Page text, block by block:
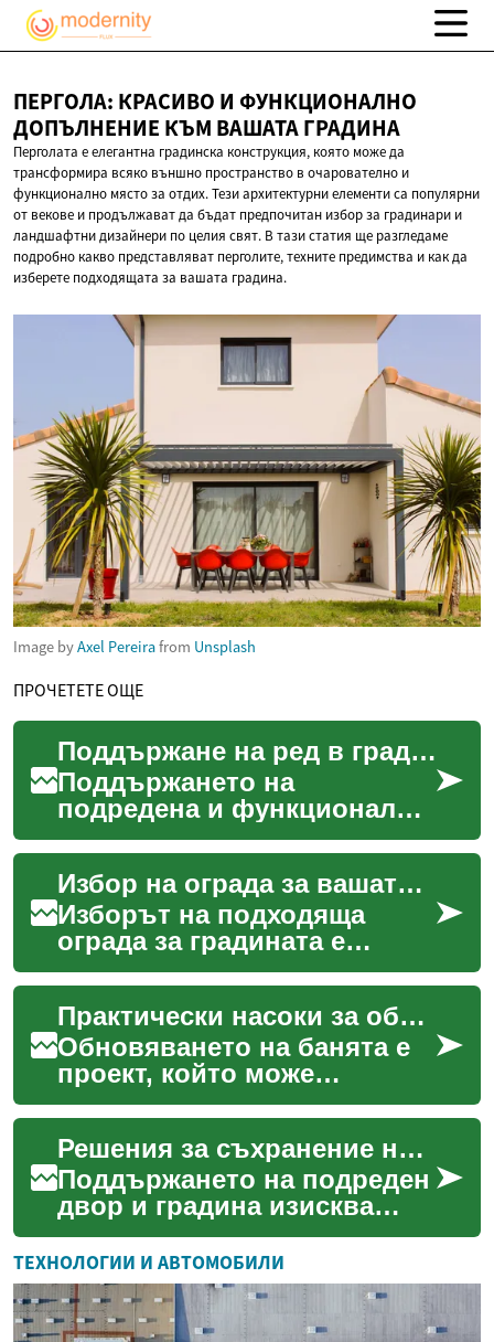
ПЕРГОЛА: КРАСИВО И ФУНКЦИОНАЛНО
ДОПЪЛНЕНИЕ КЪМ ВАШАТА ГРАДИНА
Перголата е елегантна градинска конструкция, която може да
трансформира всяко външно пространство в очарователно и
функционално място за отдих. Тези архитектурни елементи са популярни
от векове и продължават да бъдат предпочитан избор за градинари и
ландшафтни дизайнери по целия свят. В тази статия ще разгледаме
подробно какво представляват перголите, техните предимства и как да
изберете подходящата за вашата градина.
Image byAxel Pereirafrom Unsplash
ПРОЧЕТЕТЕ ОЩЕ
Поддържане на ред в градината
Поддържането на
подредена и функционална
градина може да бъде
предизвикателство,
особено с нарастващия
брой инструмен...
Избор на ограда за вашата градина
Изборът на подходяща
ограда за градината е
решение, което съчетава
практичност, естетика и
функционалност. Оградата
н...
Практически насоки за обновяване на вашата баня
Обновяването на банята е
проект, който може
значително да подобри
както естетиката, така и
функционалността на
вашето...
Решения за съхранение на градински инструменти
Поддържането на подреден
двор и градина изисква
ефективни решения за
съхранение на инструменти
и оборудване. Градинск...
ТЕХНОЛОГИИ И АВТОМОБИЛИ